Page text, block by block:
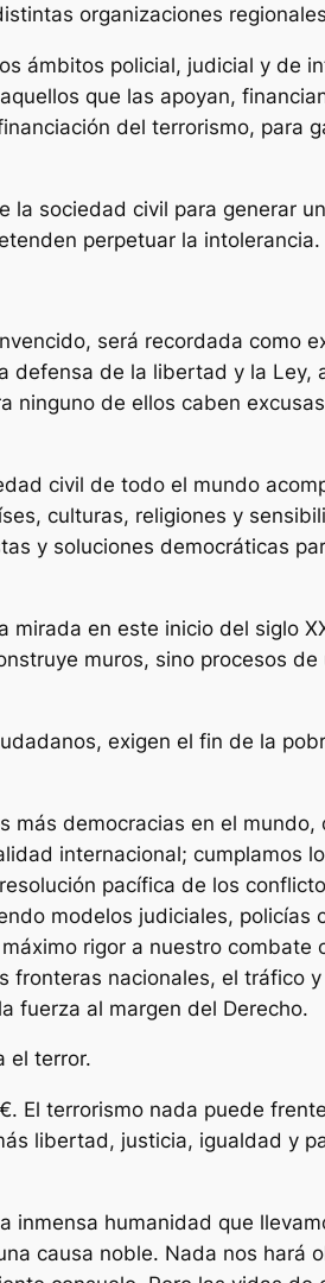
organizaciones
ámbitos policial, judicial y de
que las apoyan,
del terrorismo, para
la sociedad civil para generar
perpetuar la intolerancia.
será recordada como
defensa de la libertad y la Ley,
ninguno de ellos caben
civil de todo el mundo
culturas, religiones y
y soluciones democráticas
en este inicio del siglo
muros, sino procesos
exigen el fin de la
más democracias en el mundo,
internacional; cumplamos
pacífica de los
modelos judiciales, policías
rigor a nuestro combate
nacionales, el tráfico
fuerza al margen del Derecho.
el terror.
El terrorismo nada puede
libertad, justicia, igualdad y
inmensa humanidad que
causa noble. Nada nos hará